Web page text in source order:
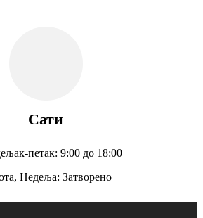
Сати
петак: 9:00 до 18:00
Недеља: Затворено